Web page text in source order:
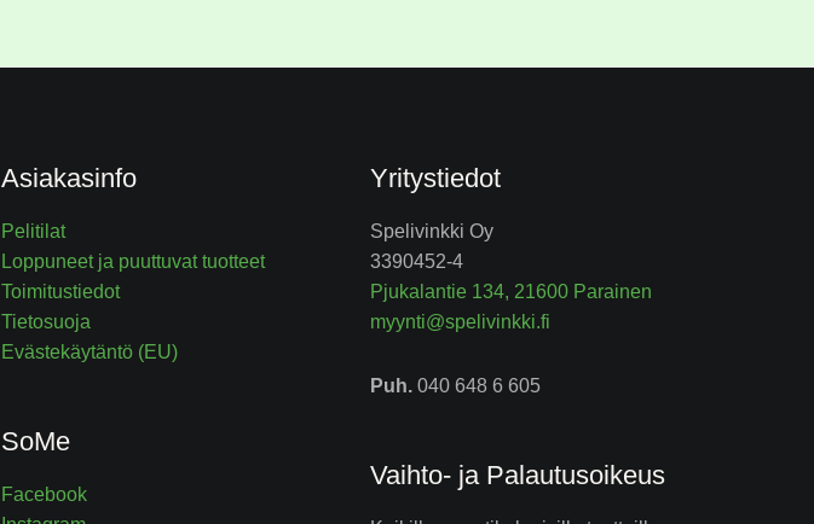
Asiakasinfo
Pelitilat
Loppuneet ja puuttuvat tuotteet
Toimitustiedot
Tietosuoja
Evästekäytäntö (EU)
SoMe
Facebook
Yritystiedot
Spelivinkki Oy
3390452-4
Pjukalantie 134, 21600 Parainen
myynti@spelivinkki.fi
Puh. 040 648 6 605
Vaihto- ja Palautusoikeus